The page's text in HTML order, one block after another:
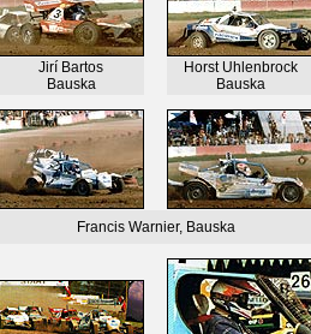
Jirí Bartos
Bauska
Horst Uhlenbrock
Bauska
Francis Warnier, Bauska